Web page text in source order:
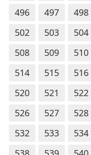
496
497 498
502
503 504
508
509 510
514
515 516
520
521 522
526
527 528
532
533 534